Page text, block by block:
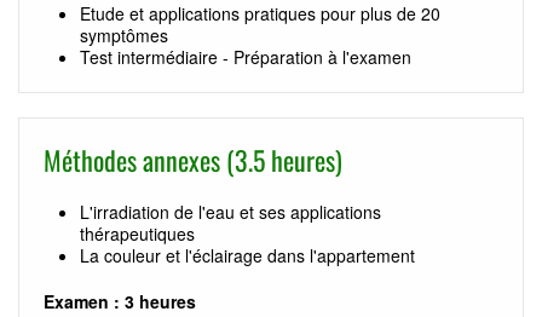
Etude et applications pratiques pour plus de 20
symptômes
Test intermédiaire - Préparation à l'examen
Méthodes annexes (3.5 heures)
L'irradiation de l'eau et ses applications
thérapeutiques
La couleur et l'éclairage dans l'appartement
Examen : 3 heures